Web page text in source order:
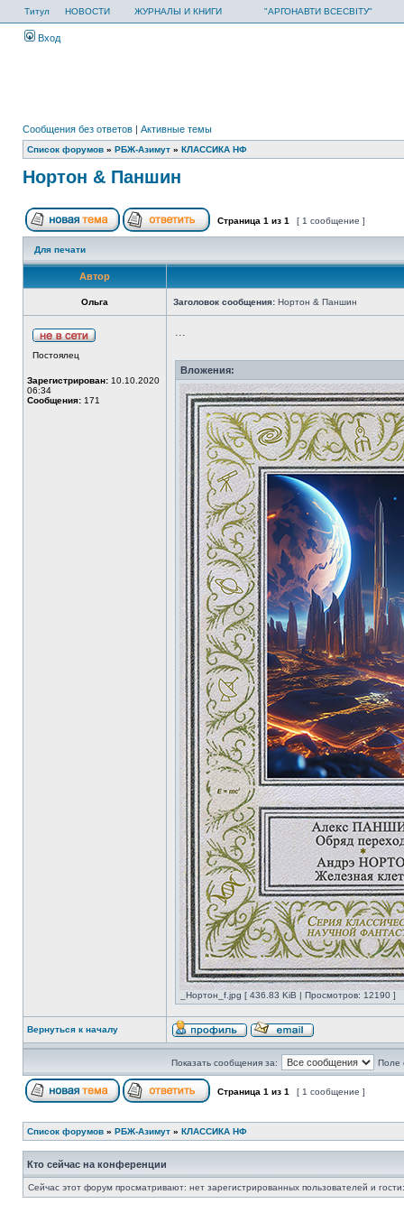
Титул НОВОСТИ ЖУРНАЛЫ И КНИГИ "АРГОНАВТИ ВСЕСВІТУ"
Вход
Сообщения без ответов | Активные темы
Список форумов » РБЖ-Азимут » КЛАССИКА НФ
Нортон & Паншин
Страница 1 из 1 [ 1 сообщение ]
Для печати
Автор
Ольга Заголовок сообщения: Нортон & Паншин
Постоялец
Зарегистрирован: 10.10.2020
06:34
Сообщения: 171
...
Вложения:
_Нортон_f.jpg [ 436.83 KiB | Просмотров: 12190 ]
Вернуться к началу
Показать сообщения за: Поле
Страница 1 из 1 [ 1 сообщение ]
Список форумов » РБЖ-Азимут » КЛАССИКА НФ
Кто сейчас на конференции
Сейчас этот форум просматривают: нет зарегистрированных пользователей и